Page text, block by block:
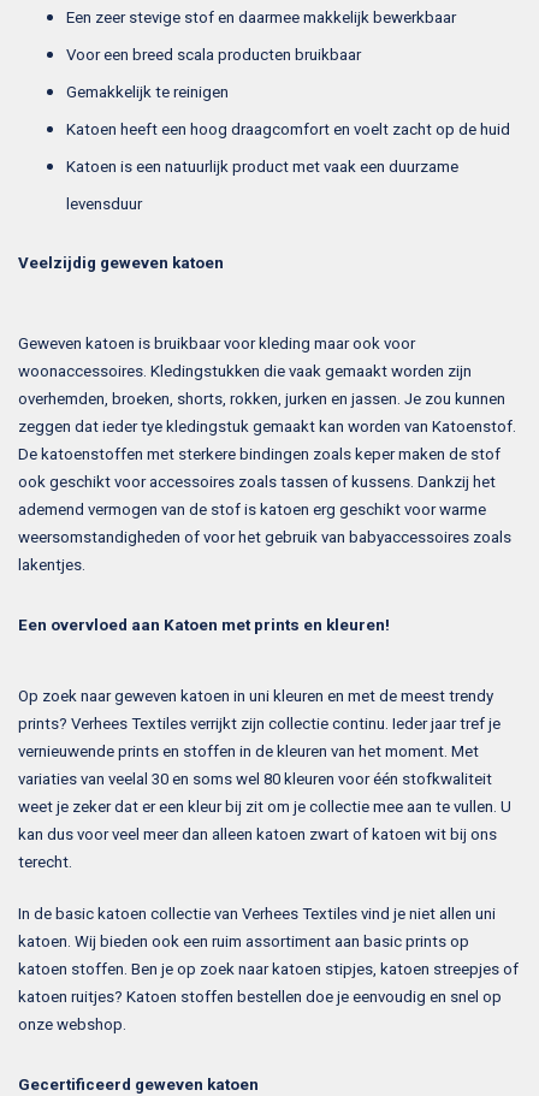
Een zeer stevige stof en daarmee makkelijk bewerkbaar
Voor een breed scala producten bruikbaar
Gemakkelijk te reinigen
Katoen heeft een hoog draagcomfort en voelt zacht op de huid
Katoen is een natuurlijk product met vaak een duurzame
levensduur
Veelzijdig geweven katoen
Geweven katoen is bruikbaar voor kleding maar ook voor
woonaccessoires. Kledingstukken die vaak gemaakt worden zijn
overhemden, broeken, shorts, rokken, jurken en jassen. Je zou kunnen
zeggen dat ieder tye kledingstuk gemaakt kan worden van Katoenstof.
De katoenstoffen met sterkere bindingen zoals keper maken de stof
ook geschikt voor accessoires zoals tassen of kussens. Dankzij het
ademend vermogen van de stof is katoen erg geschikt voor warme
weersomstandigheden of voor het gebruik van babyaccessoires zoals
lakentjes.
Een overvloed aan Katoen met prints en kleuren!
Op zoek naar geweven katoen in uni kleuren en met de meest trendy
prints? Verhees Textiles verrijkt zijn collectie continu. Ieder jaar tref je
vernieuwende prints en stoffen in de kleuren van het moment. Met
variaties van veelal 30 en soms wel 80 kleuren voor één stofkwaliteit
weet je zeker dat er een kleur bij zit om je collectie mee aan te vullen. U
kan dus voor veel meer dan alleen katoen zwart of katoen wit bij ons
terecht.
In de basic katoen collectie van Verhees Textiles vind je niet allen uni
katoen. Wij bieden ook een ruim assortiment aan basic prints op
katoen stoffen. Ben je op zoek naar katoen stipjes, katoen streepjes of
katoen ruitjes? Katoen stoffen bestellen doe je eenvoudig en snel op
onze webshop.
Gecertificeerd geweven katoen